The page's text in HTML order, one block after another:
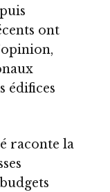
ont
édifices
raconte la